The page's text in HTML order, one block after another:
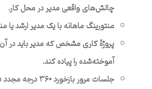
چالش‌های واقعی مدیر در محل کار.
منتورینگ ماهانه با یک مدیر ارشد یا
پروژهٔ کاری مشخص که مدیر باید در
آموخته‌شده را پیاده کند.
جلسات مرور بازخورد